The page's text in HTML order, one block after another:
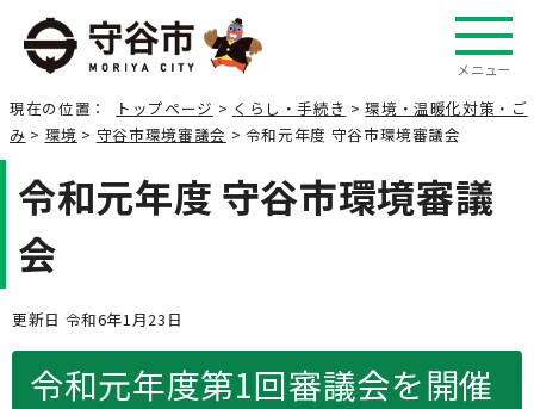
メニュー
現在の位置： トップページ > くらし・手続き >環境・温暖化対策・ご
み > 環境 > 守谷市環境審議会 > 令和元年度 守谷市環境審議会
令和元年度 守谷市環境審議
会
更新日 令和6年1月23日
令和元年度第1回審議会を開催